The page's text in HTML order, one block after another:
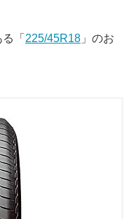
「 225/45R18」のお